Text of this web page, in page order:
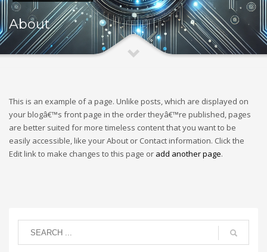
About
This is an example of a page. Unlike posts, which are displayed on
your blogâ€™s front page in the order theyâ€™re published, pages
are better suited for more timeless content that you want to be
easily accessible, like your About or Contact information. Click the
Edit link to make changes to this page or add another page.